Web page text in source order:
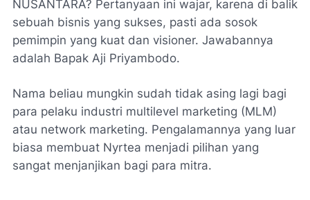
NUSANTARA? Pertanyaan ini wajar, karena di balik
sebuah bisnis yang sukses, pasti ada sosok
pemimpin yang kuat dan visioner. Jawabannya
adalah Bapak Aji Priyambodo.
Nama beliau mungkin sudah tidak asing lagi bagi
para pelaku industri multilevel marketing (MLM)
atau network marketing. Pengalamannya yang luar
biasa membuat Nyrtea menjadi pilihan yang
sangat menjanjikan bagi para mitra.